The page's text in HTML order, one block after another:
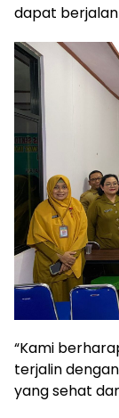
dapat
“Kami
terjalin
yang sehat